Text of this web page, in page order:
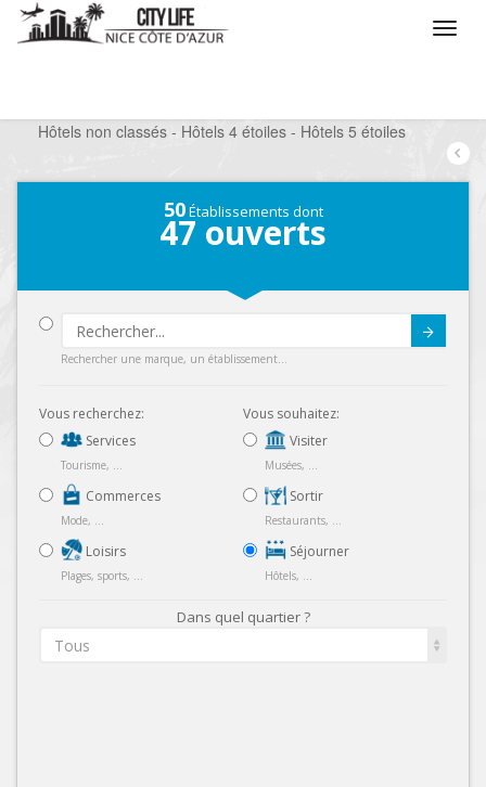
Hôtels non classés - Hôtels 4 étoiles - Hôtels 5 étoiles
50Établissements dont
47 ouverts
Rechercher une marque, un établissement...
Vous recherchez:
Services
Tourisme, ...
Commerces
Mode, ...
Loisirs
Plages, sports, ...
Vous souhaitez:
Visiter
Musées, ...
Sortir
Restaurants, ...
Séjourner
Hôtels, ...
Dans quel quartier ?
Tous